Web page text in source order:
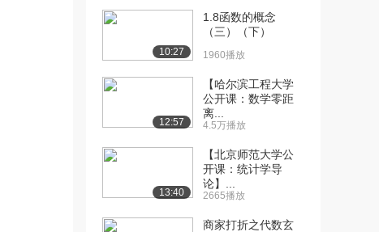
[10] 4.第4讲一元函数微分
学的概念与计...
952播放
[11] 4.第4讲一元函数微分
22:33
[12] 7.第7讲零点问题与微
19:28
[13] 7.第7讲零点问题与微
19:31
10:27
1.8函数的概念
（三）（下）
1960播放
12:57
【哈尔滨工程大学
公开课：数学零距
离...
4.5万播放
13:40
【北京师范大学公
开课：统计学导
论】...
2665播放
商家打折之代数玄